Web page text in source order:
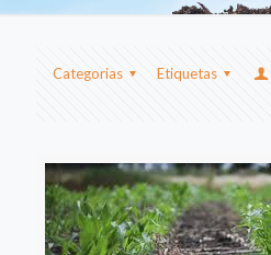
Categorias Etiquetas